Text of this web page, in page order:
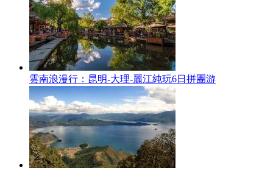
雲南浪漫行：昆明-大理-麗江純玩6日拼團游